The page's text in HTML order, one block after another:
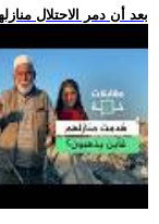
.. بعد أن دمر الاحتلال